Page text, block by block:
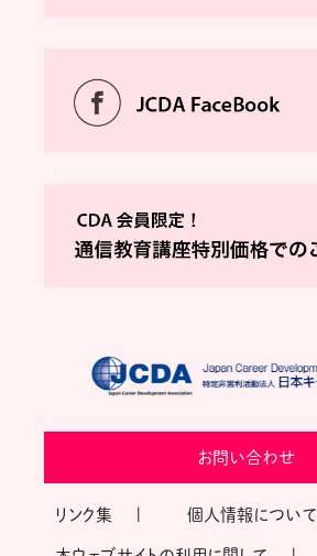
お問い合わせ
リンク集 個人情報について